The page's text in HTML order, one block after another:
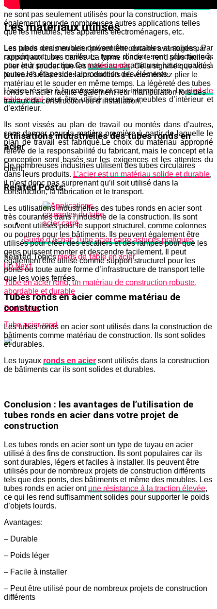
Les matériaux utilisés
Les pieds des meubles doivent être durables et solides. Par
conséquent, les meilleurs types d’acier sont sélectionnés
pour leur production.Ce matériau garantit une haute qualité à
toutes les étapes de la production des éléments.
L’acier résiste à la corrosion et aux intempéries. Lepied de
table metalpeut être utilisé pour les meubles d’intérieur et
d’extérieur.
Ils sont vissés au plan de travail ou montés dans d’autres,
sans danger pour la matière première à partir de laquelle le
plan de travail est fabriqué.Le choix du matériau approprié
relève de la responsabilité du fabricant, mais le concept et la
conception sont basés sur les exigences et les attentes du
client.
Related Posts:
Guide d'Achat: Tube acier carré astuces pratiques
Related Topics:pieds de table en acier
Up Next
Tube en acier rond, un matériau de construction robuste,
abordable et durable
Don't Miss
Tube acier rond
fabriqué sous des formes rondes. Les
ne sont pas seulement utilisés pour la construction, mais
également pour de nombreuses autres applications telles
que les meubles, les appareils électroménagers, etc.
Les tubes ronds en acier présentent certains avantages par
rapport aux tubes carrés. La forme ronde le rend plus facile à
plier et à souder que lestubes carrés. Cela signifie que vous
pouvez l’utiliser dans des endroits où vous devez plier le
matériau et le souder en même temps. La légèreté des tubes
ronds en acier facilite également leur manipulation lors des
travaux de construction ou d’installation.
Utilisations industrielles des tubes ronds en
acier
De nombreuses industries utilisent des tubes circulaires
dans leurs produits. L’acier est un matériau solide et durable,
il n’est donc pas surprenant qu’il soit utilisé dans la
construction, la fabrication et le transport.
Les utilisations industrielles des tubes ronds en acier sont
très courantes dans l’industrie de la construction. Ils sont
souvent utilisés pour le support structurel, comme colonnes
ou poutres pour les bâtiments. Ils peuvent également être
utilisés pour créer des escaliers et des rampes pour que les
gens puissent monter et descendre facilement. Il peut
également être utilisé comme support structurel pour les
ponts ou toute autre forme d’infrastructure de transport telle
que les voies ferrées.
Tubes ronds en acier comme matériau de
construction
Les tubes ronds en acier sont utilisés dans la construction de
bâtiments comme matériau de construction. Ils sont solides
et durables.
Les tuyaux ronds en acier sont utilisés dans la construction
de bâtiments car ils sont solides et durables.
Conclusion : les avantages de l’utilisation de
tubes ronds en acier dans votre projet de
construction
Les tubes ronds en acier sont un type de tuyau en acier
utilisé à des fins de construction. Ils sont populaires car ils
sont durables, légers et faciles à installer. Ils peuvent être
utilisés pour de nombreux projets de construction différents
tels que des ponts, des bâtiments et même des meubles. Les
tubes ronds en acier ont une résistance à la traction élevée,
ce qui les rend suffisamment solides pour supporter le poids
d’objets lourds.
Avantages:
– Durable
– Poids léger
– Facile à installer
– Peut être utilisé pour de nombreux projets de construction
différents